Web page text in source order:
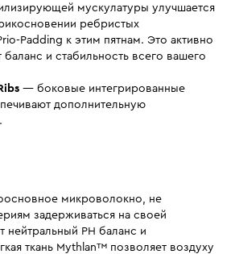
мускулатуры улучшается
ребристых
Padding к этим пятнам. Это активно
баланс и стабильность всего вашего
— боковые интегрированные
дополнительную
микроволокно, не
задерживаться на своей
нейтральный PH баланс и
ткань Mythlan™ позволяет воздуху